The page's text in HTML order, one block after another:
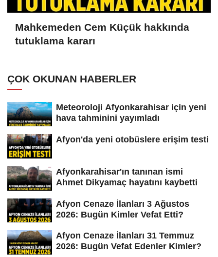
Mahkemeden Cem Küçük hakkında
tutuklama kararı
ÇOK OKUNAN HABERLER
Meteoroloji Afyonkarahisar için yeni
hava tahminini yayımladı
Afyon'da yeni otobüslere erişim testi
Afyonkarahisar'ın tanınan ismi
Ahmet Dikyamaç hayatını kaybetti
Afyon Cenaze İlanları 3 Ağustos
2026: Bugün Kimler Vefat Etti?
Afyon Cenaze İlanları 31 Temmuz
2026: Bugün Vefat Edenler Kimler?